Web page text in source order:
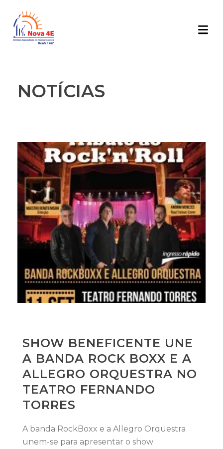
NOTÍCIAS
SHOW BENEFICENTE UNE
A BANDA ROCK BOXX E A
ALLEGRO ORQUESTRA NO
TEATRO FERNANDO
TORRES
A banda RockBoxx e a Allegro Orquestra
unem-se para apresentar o show